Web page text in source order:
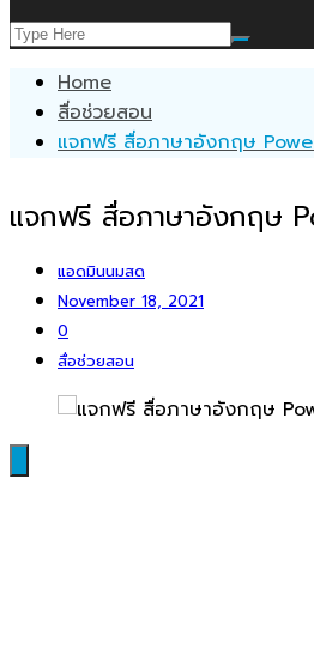
Home
สื่อช่วยสอน
แจกฟรี สื่อภาษาอังกฤษ
แจกฟรี สื่อภาษาอังกฤษ
แอดมินนมสด
November 18, 2021
0
สื่อช่วยสอน